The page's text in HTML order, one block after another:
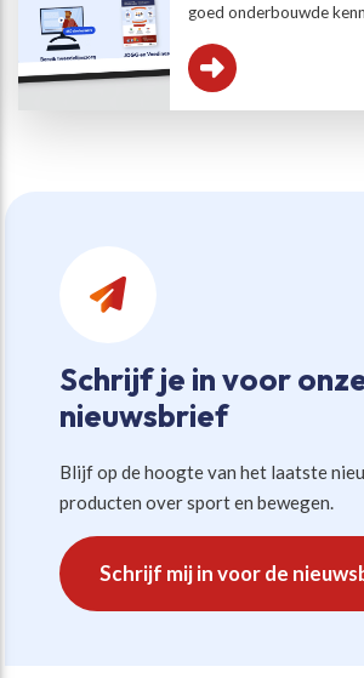
goed onderbouwde
Schrijf je in voor
nieuwsbrief
Blijf op de hoogte van het laatste
producten over sport en bewegen.
Schrijf mij in voor de